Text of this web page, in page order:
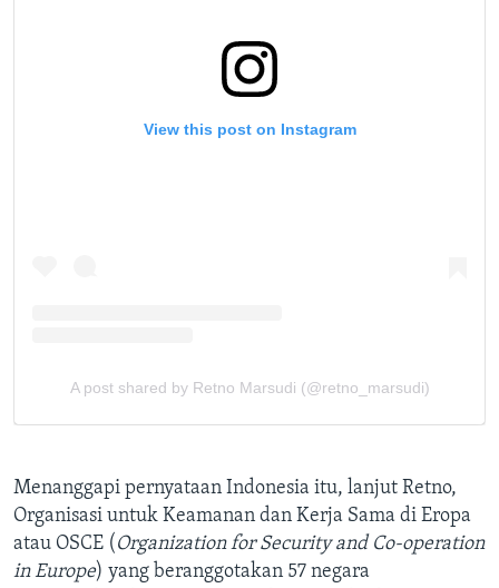
Menanggapi pernyataan Indonesia itu, lanjut Retno,
Organisasi untuk Keamanan dan Kerja Sama di Eropa
atau OSCE ( Organization for Security and Co-operation
in Europe) yang beranggotakan 57 negara